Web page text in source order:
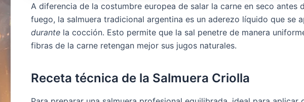
A diferencia de la costumbre europea de salar la carne en seco antes
fuego, la salmuera tradicional argentina es un aderezo líquido que se
durante la cocción. Esto permite que la sal penetre de manera
fibras de la carne retengan mejor sus jugos naturales.
Receta técnica de la Salmuera Criolla